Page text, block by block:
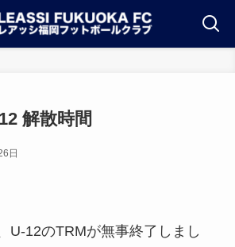
解散時間
日
U-12のTRMが無事終了しまし